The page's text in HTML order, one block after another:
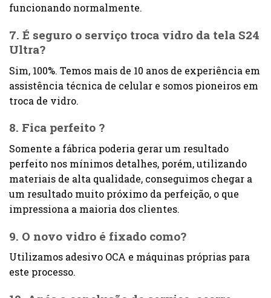
funcionando normalmente.
7. É seguro o serviço troca vidro da tela S24
Ultra?
Sim, 100%. Temos mais de 10 anos de experiência em
assistência técnica de celular e somos pioneiros em
troca de vidro.
8. Fica perfeito ?
Somente a fábrica poderia gerar um resultado
perfeito nos mínimos detalhes, porém, utilizando
materiais de alta qualidade, conseguimos chegar a
um resultado muito próximo da perfeição, o que
impressiona a maioria dos clientes.
9. O novo vidro é fixado como?
Utilizamos adesivo OCA e máquinas próprias para
este processo.